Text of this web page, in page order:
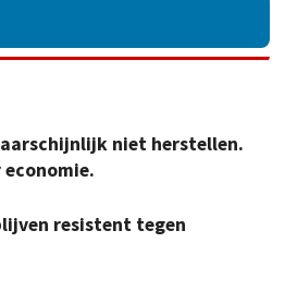
niet herstellen.
resistent tegen